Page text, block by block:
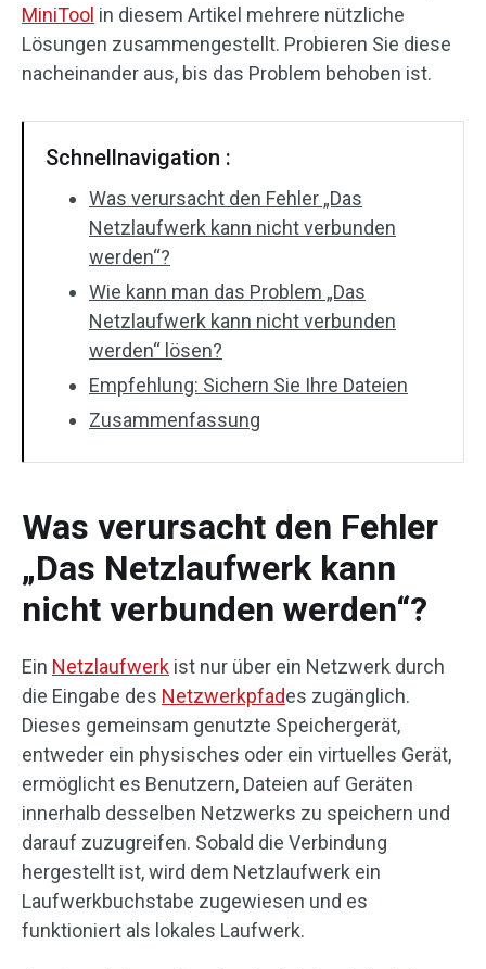
MiniTool in diesem Artikel mehrere nützliche
Lösungen zusammengestellt. Probieren Sie diese
nacheinander aus, bis das Problem behoben ist.
Schnellnavigation :
Was verursacht den Fehler „Das
Netzlaufwerk kann nicht verbunden
werden“?
Wie kann man das Problem „Das
Netzlaufwerk kann nicht verbunden
werden“ lösen?
Empfehlung: Sichern Sie Ihre Dateien
Zusammenfassung
Was verursacht den Fehler
„Das Netzlaufwerk kann
nicht verbunden werden“?
Ein Netzlaufwerk ist nur über ein Netzwerk durch
die Eingabe des Netzwerkpfades zugänglich.
Dieses gemeinsam genutzte Speichergerät,
entweder ein physisches oder ein virtuelles Gerät,
ermöglicht es Benutzern, Dateien auf Geräten
innerhalb desselben Netzwerks zu speichern und
darauf zuzugreifen. Sobald die Verbindung
hergestellt ist, wird dem Netzlaufwerk ein
Laufwerkbuchstabe zugewiesen und es
funktioniert als lokales Laufwerk.